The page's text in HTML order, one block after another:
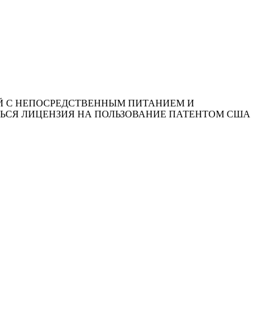
С НЕПОСРЕДСТВЕННЫМ ПИТАНИЕМ И
ЛИЦЕНЗИЯ НА ПОЛЬЗОВАНИЕ ПАТЕНТОМ США